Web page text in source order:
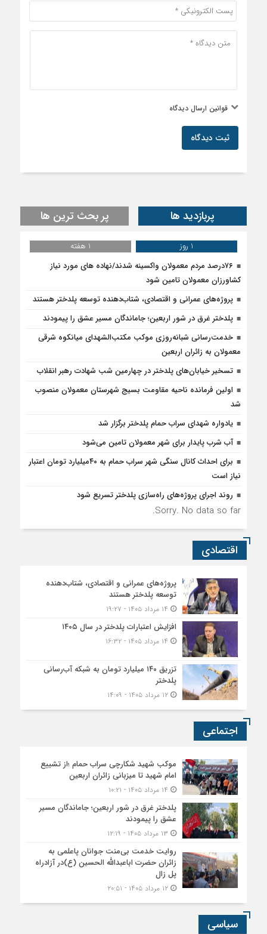
قوانین ارسال دیدگاه
ثبت دیدگاه
پربازدید ها پر بحث ترین ها
1 روز
1 هفته
۷۶درصد مردم معمولان واکسینه شدند/نهاده های مورد نیاز
کشاورزان معمولان تامین شود
پروژه‌های عمرانی و اقتصادی، شتاب‌دهنده توسعه پلدختر هستند
پلدختر غرق در شور اربعین؛ جاماندگان مسیر عشق را پیمودند
خدمت‌رسانی شبانه‌روزی موکب مکتب‌الشهدای میانکوه شرقی
معمولان به زائران اربعین
تسخیر خیابان‌های پلدختر در چهارمین شب شهادت رهبر انقلاب
اولین فرمانده ناحیه مقاومت بسیج شهرستان معمولان منصوب
شد
یادواره شهدای سراب حمام پلدختر برگزار شد
آب شرب پایدار برای شهر معمولان تامین می‌شود
برای احداث کانال سنگی شهر سراب حمام به ۴۰میلیارد تومان اعتبار
نیاز است
روند اجرای پروژه‌های راه‌سازی پلدختر تسریع شود
Sorry. No data so far.
اقتصادی
پروژه‌های عمرانی و اقتصادی، شتاب‌دهنده
توسعه پلدختر هستند
افزایش اعتبارات پلدختر در سال ۱۴۰۵
تزریق ۱۴۰ میلیارد تومان به شبکه آب‌رسانی
پلدختر
۱۲ مرداد ۱۴۰۵ - ۱۴:۰۹
اجتماعی
موکب شهید شکارچی سراب حمام ؛از تشییع
امام شهید تا میزبانی زائران اربعین
پلدختر غرق در شور اربعین؛ جاماندگان مسیر
عشق را پیمودند
روایت خدمت بی‌منت جوانان پاعلمی به
زائران حضرت اباعبدالله الحسین (ع)در آزادراه
پل زال
۱۲ مرداد ۱۴۰۵ - ۲۰:۵۱
سیاسی